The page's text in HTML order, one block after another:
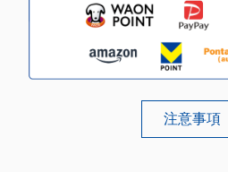
注意事項